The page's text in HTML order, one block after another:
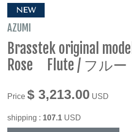
NEW
AZUMI
Brasstek original
Rose Flute / フルー
Price $ 3,213.00 USD
shipping : 107.1 USD